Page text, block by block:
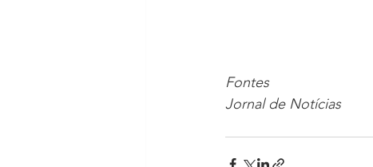
Fontes
Jornal de Notícias